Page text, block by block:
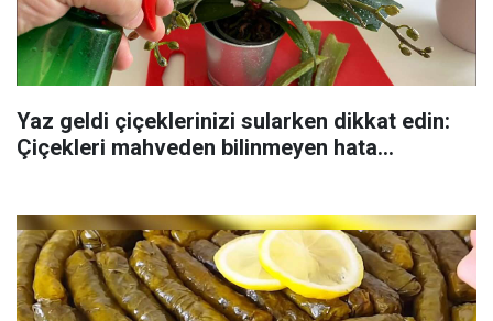
Yaz geldi çiçeklerinizi sularken dikkat edin:
Çiçekleri mahveden bilinmeyen hata...